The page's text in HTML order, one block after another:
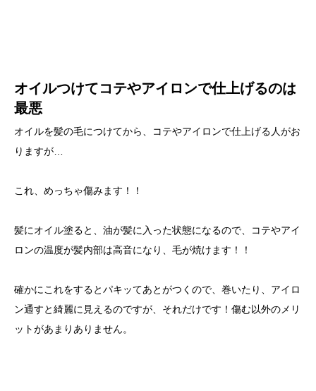
オイルつけてコテやアイロンで仕上げるのは
最悪
オイルを髪の毛につけてから、コテやアイロンで仕上げる人がお
りますが…
これ、めっちゃ傷みます！！
髪にオイル塗ると、油が髪に入った状態になるので、コテやアイ
ロンの温度が髪内部は高音になり、毛が焼けます！！
確かにこれをするとパキッてあとがつくので、巻いたり、アイロ
ン通すと綺麗に見えるのですが、それだけです！傷む以外のメリ
ットがあまりありません。